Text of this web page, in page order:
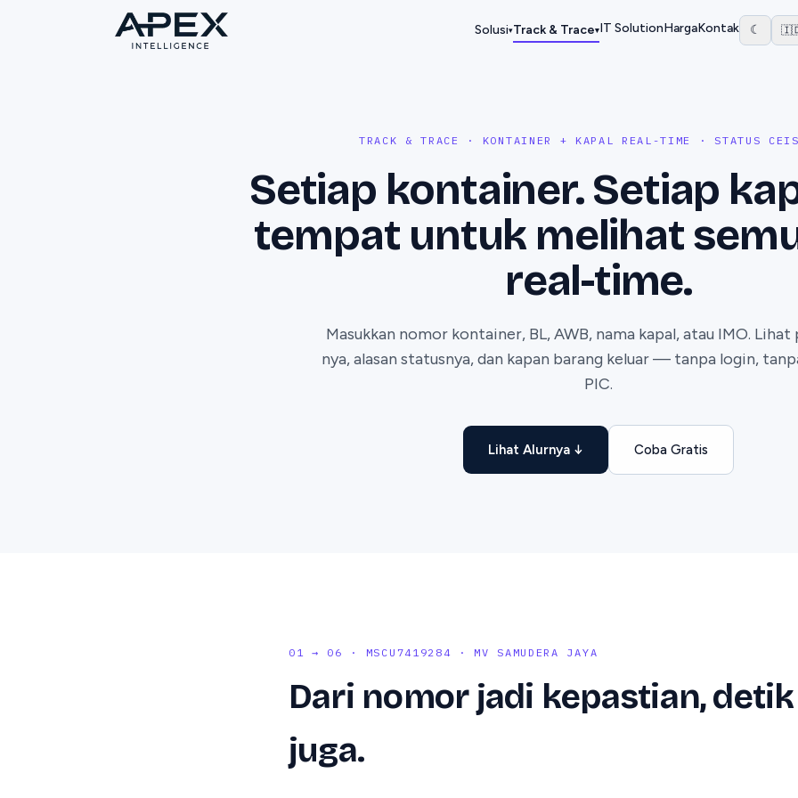
Solusi▾Track & Trace▾IT SolutionHargaKontak ☾
TRACK & TRACE · KONTAINER + KAPAL REAL-TIME · STATUS
Setiap kontainer. Setiap
tempat untuk melihat
real-time.
Masukkan nomor kontainer, BL, AWB, nama kapal, atau IMO.
nya, alasan statusnya, dan kapan barang keluar — tanpa login,
PIC.
Lihat Alurnya ↓ Coba Gratis
01 → 06 · MSCU7419284 · MV SAMUDERA JAYA
Dari nomor jadi kepastian,
juga.